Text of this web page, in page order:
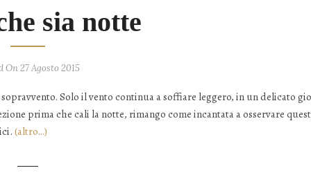
sia notte
On 27 Agosto 2015
Solo il vento continua a soffiare leggero, in un delicato
prima che cali la notte, rimango come incantata a osservare
(altro…)